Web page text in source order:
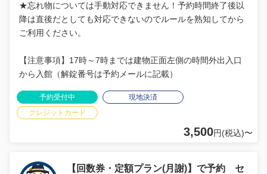
★忘れ物については手動対応できません！予約時間終了後以
降は直後だとしても対応できないのでルールを熟知してから
ご利用ください。
【注意事項】17時～7時までは建物正面左側の時間外出入口
から入館（解錠番号は予約メールに記載）
予約受付中
現地決済
クレジットカード
3,500円(税込)〜
【回数券・定額プラン(月謝)】で予約 セ